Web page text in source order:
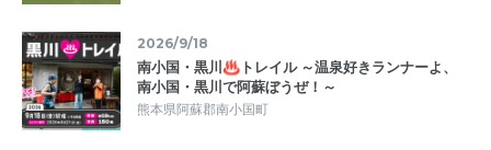
2026/9/18
南小国・黒川♨トレイル ～温泉好きランナーよ、
南小国・黒川で阿蘇ぼうぜ！～
熊本県阿蘇郡南小国町